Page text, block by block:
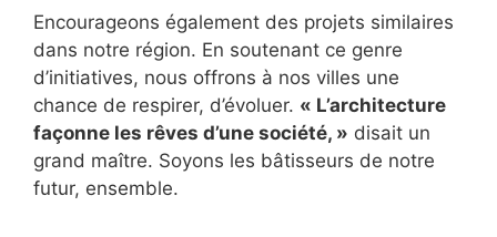
Encourageons également des projets similaires
dans notre région. En soutenant ce genre
d’initiatives, nous offrons à nos villes une
chance de respirer, d’évoluer. « L’architecture
façonne les rêves d’une société, » disait un
grand maître. Soyons les bâtisseurs de notre
futur, ensemble.